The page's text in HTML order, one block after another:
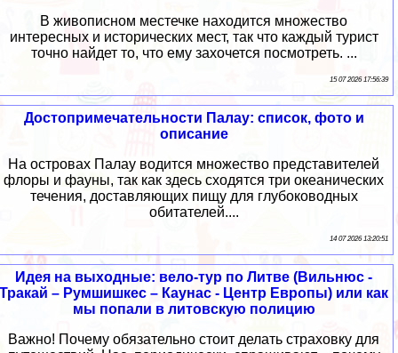
В живописном местечке находится множество
интересных и исторических мест, так что каждый турист
точно найдет то, что ему захочется посмотреть. ...
15 07 2026 17:56:39
Достопримечательности Палау: список, фото и
описание
На островах Палау водится множество представителей
флоры и фауны, так как здесь сходятся три океанических
течения, доставляющих пищу для глубоководных
обитателей....
14 07 2026 13:20:51
Идея на выходные: вело-тур по Литве (Вильнюс -
Тракай – Румшишкес – Каунас - Центр Европы) или как
мы попали в литовскую полицию
Важно! Почему обязательно стоит делать страховку для